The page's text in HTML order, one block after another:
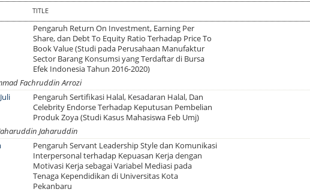
TITLE
Pengaruh Return On Investment, Earning Per
Share, dan Debt To Equity Ratio Terhadap Price To
Book Value (Studi pada Perusahaan Manufaktur
Sector Barang Konsumsi yang Terdaftar di Bursa
Efek Indonesia Tahun 2016-2020)
Fachruddin Arrozi
Pengaruh Sertifikasi Halal, Kesadaran Halal, Dan
Celebrity Endorse Terhadap Keputusan Pembelian
Produk Zoya (Studi Kasus Mahasiswa Feb Umj)
Jaharuddin
Pengaruh Servant Leadership Style dan Komunikasi
Interpersonal terhadap Kepuasan Kerja dengan
Motivasi Kerja sebagai Variabel Mediasi pada
Tenaga Kependidikan di Universitas Kota
Pekanbaru